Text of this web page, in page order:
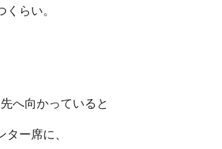
らい。
へ向かっていると
ー席に、